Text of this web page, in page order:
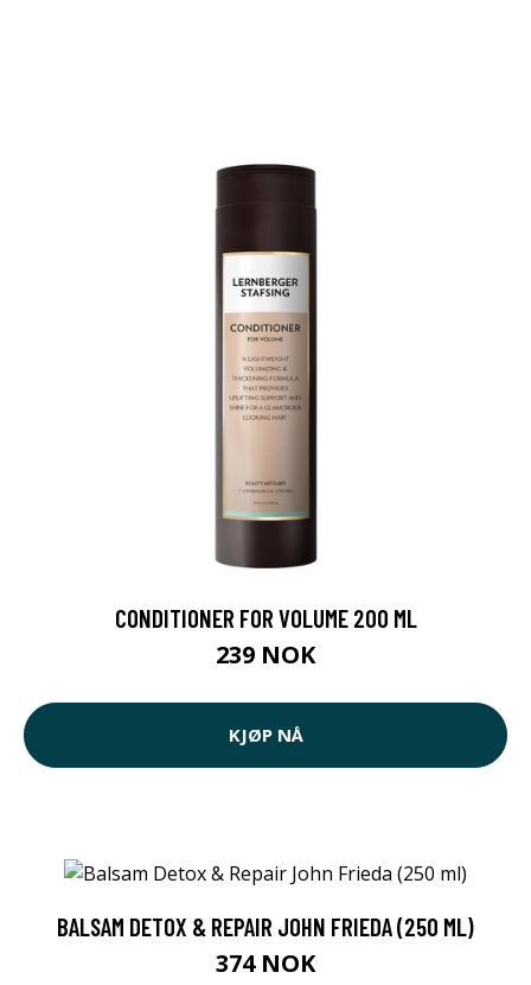
CONDITIONER FOR VOLUME 200 ML
239 NOK
KJØP NÅ
BALSAM DETOX & REPAIR JOHN FRIEDA (250 ML)
374 NOK